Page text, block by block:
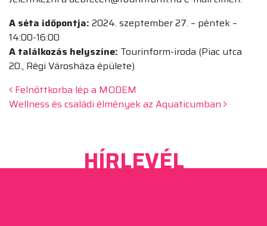
A séta időpontja: 2024. szeptember 27. – péntek –
14:00-16:00
A találkozás helyszíne: Tourinform-iroda (Piac utca
20., Régi Városháza épülete)
Beitrags-Navigation
Felnőttkorba lép a MODEM
Wellness és családi élmények az Aquaticumban
HÍRLEVÉL